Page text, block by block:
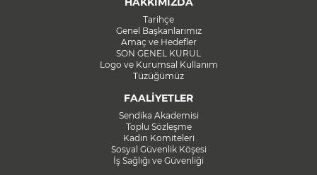
Tarihçe
Genel Başkanlarımız
Amaç ve Hedefler
SON GENEL KURUL
Logo ve Kurumsal Kullanım
Tüzüğümüz
FAALİYETLER
Sendika Akademisi
Toplu Sözleşme
Kadın Komiteleri
Sosyal Güvenlik Köşesi
İş Sağlığı ve Güvenliği